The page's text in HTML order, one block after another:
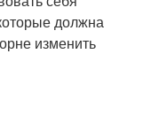
должна
изменить